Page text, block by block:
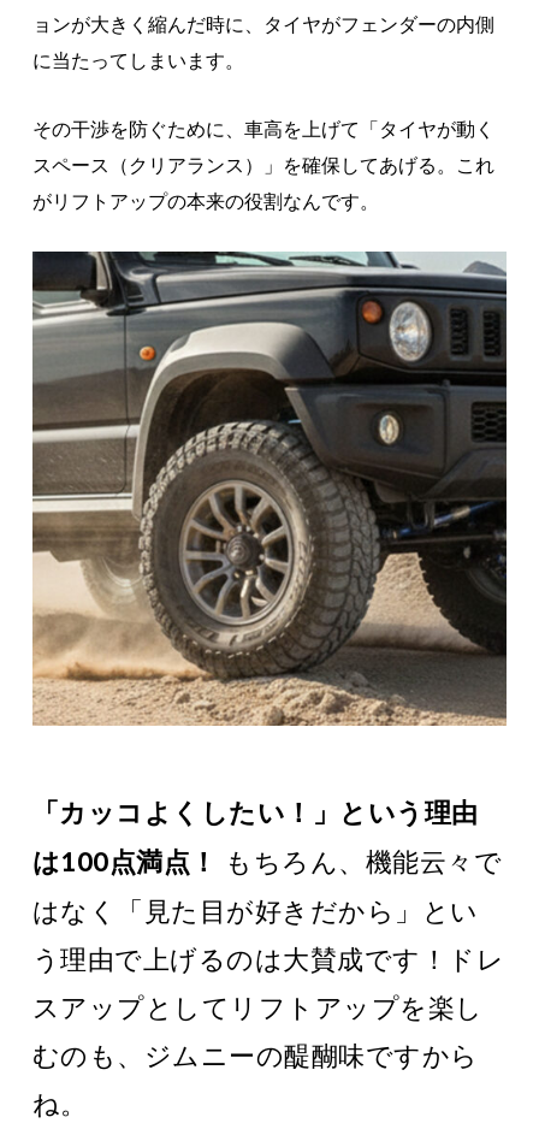
ョンが大きく縮んだ時に、タイヤがフェンダーの内側
に当たってしまいます。
その干渉を防ぐために、車高を上げて「タイヤが動く
スペース（クリアランス）」を確保してあげる。これ
がリフトアップの本来の役割なんです。
「カッコよくしたい！」という理由
は100点満点！
もちろん、機能云々で
はなく「見た目が好きだから」とい
う理由で上げるのは大賛成です！ドレ
スアップとしてリフトアップを楽し
むのも、ジムニーの醍醐味ですから
ね。